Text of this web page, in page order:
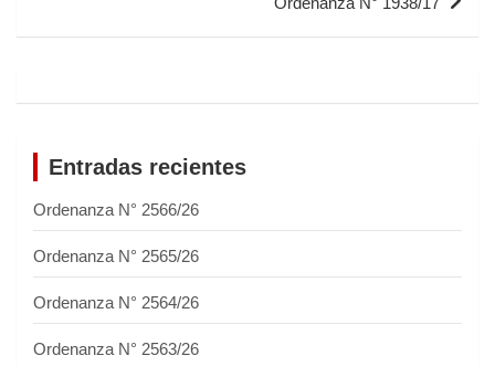
Entradas recientes
Ordenanza N° 2566/26
Ordenanza N° 2565/26
Ordenanza N° 2564/26
Ordenanza N° 2563/26